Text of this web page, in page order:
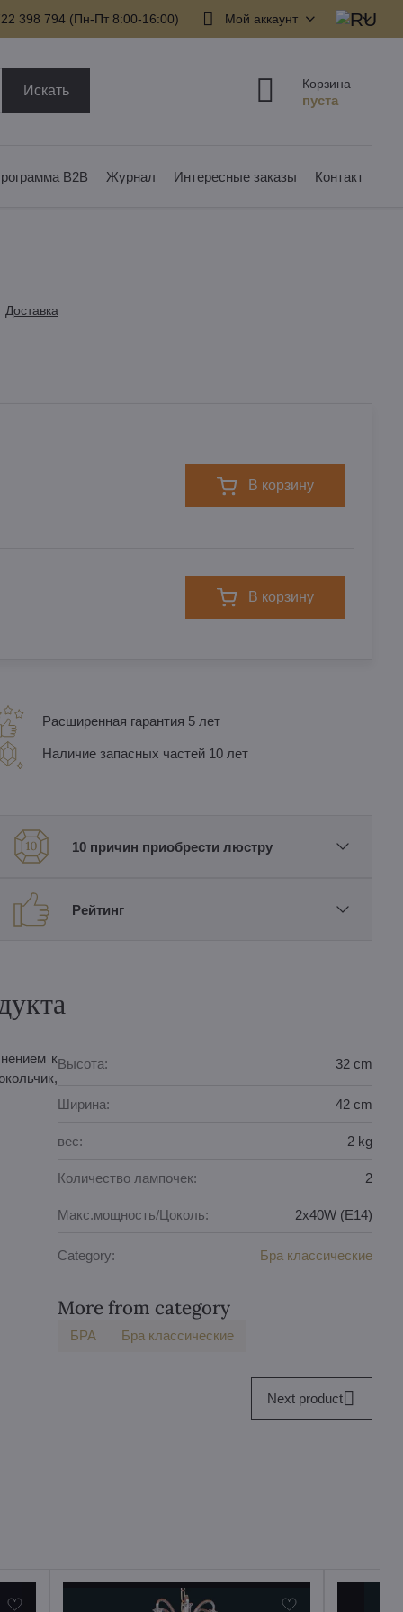
398 794​ (Пн-Пт 8:00-16:00) Мой аккаунт
Искать Корзина
B2B Журнал Интересные заказы Контакт
Доставка
в корзину
в корзину
Расширенная гарантия 5 лет
Наличие запасных частей 10 лет
10 причин приобрести люстру
Рейтинг
кВысота: 32 cm
Ширина: 42 cm
вес: 2 kg
Количество лампочек: 2
Макс.мощность/Цоколь: 2x40W (E14)
Category: Бра классические
More from category
БPA Бра классические
Next product